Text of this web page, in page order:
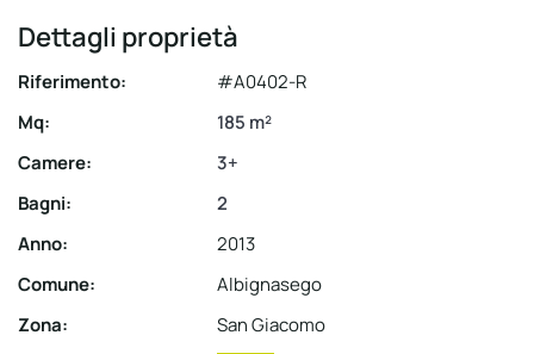
Dettagli proprietà
Riferimento:
#A0402-R
Mq:
185 m²
Camere:
3+
Bagni:
2
Anno:
2013
Comune:
Albignasego
Zona:
San Giacomo